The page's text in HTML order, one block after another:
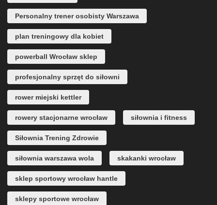
Personalny trener osobisty Warszawa
plan treningowy dla kobiet
powerball Wrocław sklep
profesjonalny sprzęt do siłowni
rower miejski kettler
rowery stacjonarne wrocław siłownia i fitness
Siłownia Trening Zdrowie
siłownia warszawa wola skakanki wrocław
sklep sportowy wrocław hantle
sklepy sportowe wrocław